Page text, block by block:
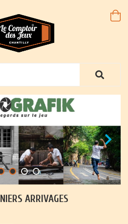
ARRIVAGES